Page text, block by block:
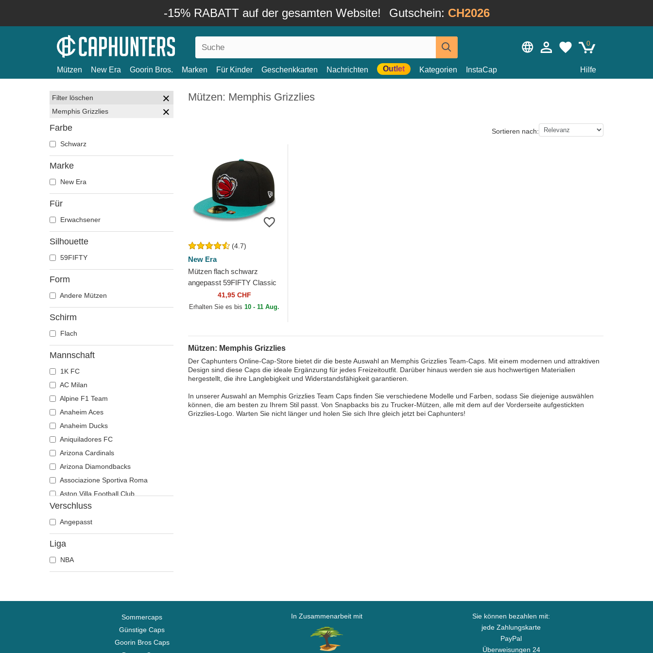
-15% RABATT auf der gesamten Website! Gutschein: CH2026
0
Mützen New Era Goorin Bros. Marken Für Kinder Geschenkkarten Nachrichten Outlet Kategorien InstaCap Hilfe
Filter löschen
Memphis Grizzlies
Farbe
Schwarz
Marke
New Era
Für
Erwachsener
Silhouette
59FIFTY
Form
Andere Mützen
Schirm
Flach
Mannschaft
1K FC
AC Milan
Alpine F1 Team
Anaheim Aces
Anaheim Ducks
Aniquiladores FC
Arizona Cardinals
Arizona Diamondbacks
Associazione Sportiva Roma
Aston Villa Football Club
Atlanta Braves
Atlanta Falcons
Atlanta Hawks
Boston Bruins
Boston Celtics
Carolina Panthers
Chelsea Football Club
Verschluss
Angepasst
Liga
NBA
Mützen: Memphis Grizzlies
Sortieren nach:
(4.7)
New Era
Mützen flach schwarz
angepasst 59FIFTY Classic
der Memphis Grizzlies NBA
von New Era
41,95 CHF
Erhalten Sie es bis10 - 11 Aug.
Mützen: Memphis Grizzlies
Der Caphunters Online-Cap-Store bietet dir die beste Auswahl an Memphis Grizzlies Team-Caps. Mit einem modernen und attraktiven
Design sind diese Caps die ideale Ergänzung für jedes Freizeitoutfit. Darüber hinaus werden sie aus hochwertigen Materialien
hergestellt, die ihre Langlebigkeit und Widerstandsfähigkeit garantieren.
In unserer Auswahl an Memphis Grizzlies Team Caps finden Sie verschiedene Modelle und Farben, sodass Sie diejenige auswählen
können, die am besten zu Ihrem Stil passt. Von Snapbacks bis zu Trucker-Mützen, alle mit dem auf der Vorderseite aufgestickten
Grizzlies-Logo. Warten Sie nicht länger und holen Sie sich Ihre gleich jetzt bei Caphunters!
Sommercaps
Günstige Caps
Goorin Bros Caps
In Zusammenarbeit mit
Sie können bezahlen mit:
jede Zahlungskarte
PayPal
Überweisungen 24